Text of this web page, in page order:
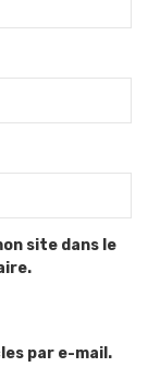
site dans le
par e-mail.